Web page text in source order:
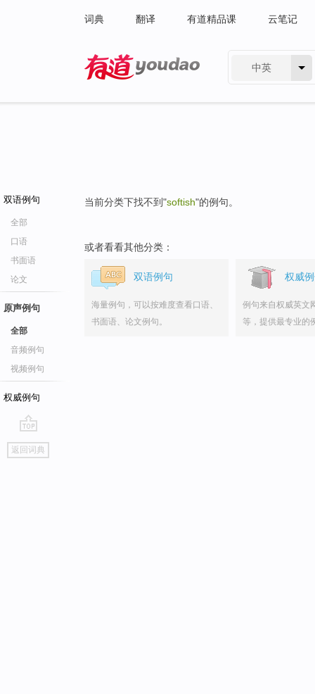
词典 翻译 有道精品课 云笔记
中英
双语例句
全部
口语
书面语
论文
原声例句
全部
音频例句
视频例句
权威例句
go
top
返回词典
当前分类下找不到"softish"的例句。
或者看看其他分类：
双语例句
海量例句，可以按难度查看口语、
书面语、论文例句。
权威
例句来自权威英文
等，提供最专业的